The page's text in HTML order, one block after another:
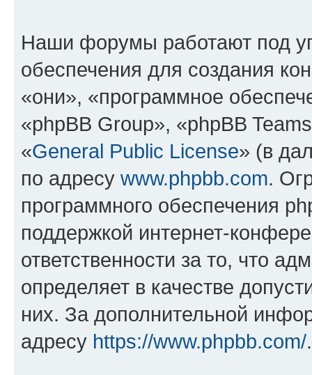
Наши форумы работают под
обеспечения для создания
«они», «программное
«phpBB Group», «phpBB
«General Public License» (в
по адресу www.phpbb.com.
программного обеспечения
поддержкой интернет-
ответственности за то, что
определяет в качестве
них. За дополнительной
адресу https://www.phpbb.com/.